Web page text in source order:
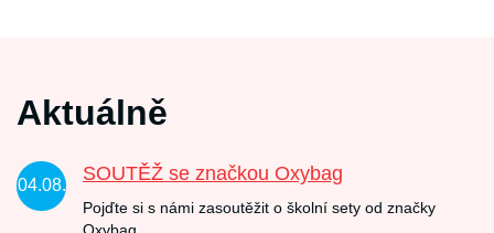
Aktuálně
04.08.
SOUTĚŽ se značkou Oxybag
Pojďte si s námi zasoutěžit o školní sety od značky